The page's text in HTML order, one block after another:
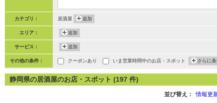
カテゴリ： 居酒屋 追加
エリア： 追加
サービス： 追加
その他の条件： クーポンあり いま営業時間中のお店・スポット さらに
静岡県の居酒屋のお店・スポット (197 件)
並び替え： 情報更